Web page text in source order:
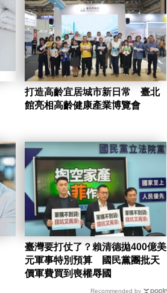
打造高齡宜居城市新日常 臺北
館亮相高齡健康產業博覽會
臺灣要打仗了？賴清德拋400億美
元軍事特別預算 國民黨團批天
價軍費買到喪權辱國
Recommended by